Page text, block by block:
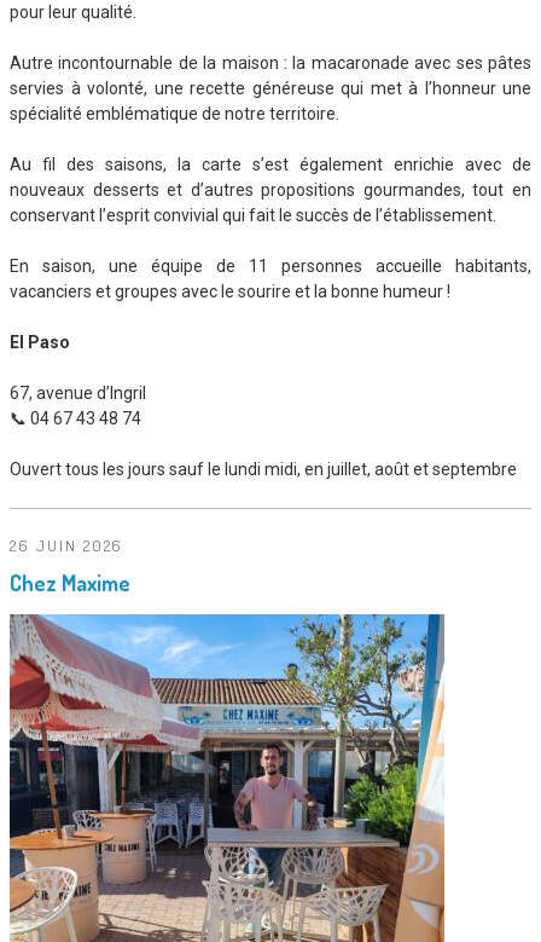
pour leur qualité.
Autre incontournable de la maison : la macaronade avec ses pâtes
servies à volonté, une recette généreuse qui met à l’honneur une
spécialité emblématique de notre territoire.
Au fil des saisons, la carte s’est également enrichie avec de
nouveaux desserts et d’autres propositions gourmandes, tout en
conservant l’esprit convivial qui fait le succès de l’établissement.
En saison, une équipe de 11 personnes accueille habitants,
vacanciers et groupes avec le sourire et la bonne humeur !
El Paso
67, avenue d’Ingril
📞 04 67 43 48 74
Ouvert tous les jours sauf le lundi midi, en juillet, août et septembre
26 JUIN 2026
Chez Maxime